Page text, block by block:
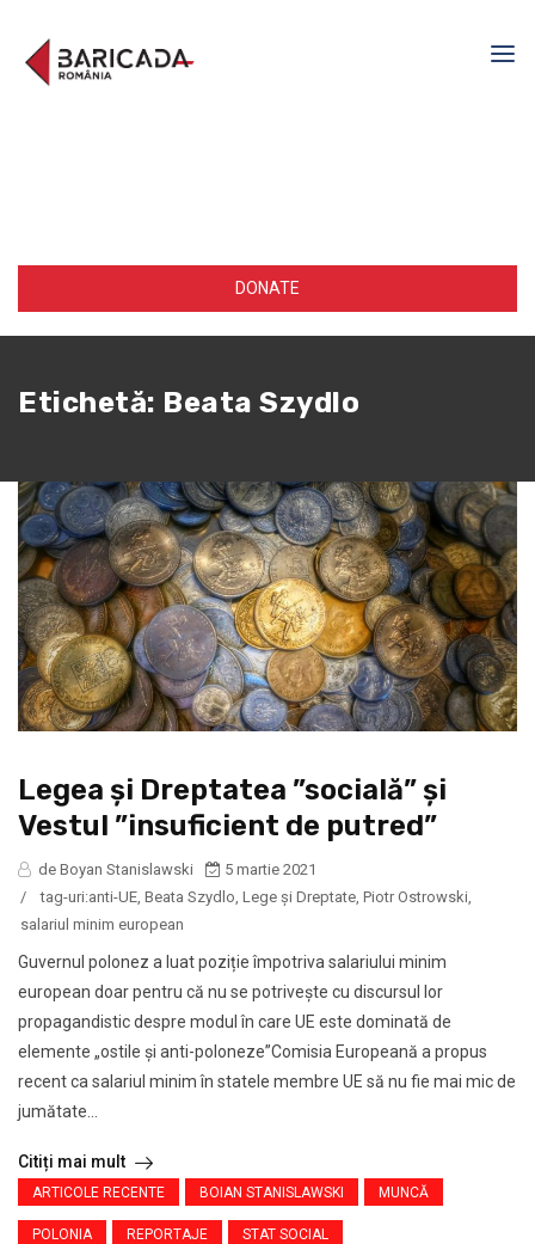
DONATE
Etichetă: Beata Szydlo
Legea şi Dreptatea ”socială” și
Vestul ”insuficient de putred”
de Boyan Stanislawski
5 martie 2021
/
tag-uri:anti-UE, Beata Szydlo, Lege şi Dreptate, Piotr Ostrowski,
salariul minim european
Guvernul polonez a luat poziție împotriva salariului minim
european doar pentru că nu se potrivește cu discursul lor
propagandistic despre modul în care UE este dominată de
elemente „ostile și anti-poloneze”Comisia Europeană a propus
recent ca salariul minim în statele membre UE să nu fie mai mic de
jumătate...
Citiți mai mult
ARTICOLE RECENTE BOIAN STANISLAWSKI MUNCĂ
POLONIA REPORTAJE STAT SOCIAL